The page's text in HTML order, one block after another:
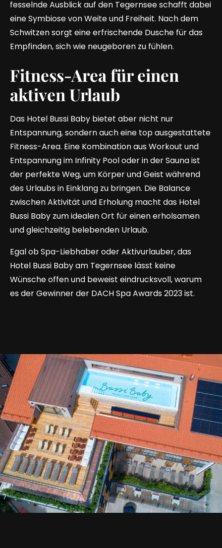
fesselnde Ausblick auf den Tegernsee schafft dabei
eine Symbiose von Weite und Freiheit. Nach dem
Schwitzen sorgt eine erfrischende Dusche für das
Empfinden, sich wie neugeboren zu fühlen.
Fitness-Area für einen
aktiven Urlaub
Das Hotel Bussi Baby bietet aber nicht nur
Entspannung, sondern auch eine top ausgestattete
Fitness-Area. Eine Kombination aus Workout und
Entspannung im Infinity Pool oder in der Sauna ist
der perfekte Weg, um Körper und Geist während
des Urlaubs in Einklang zu bringen. Die Balance
zwischen Aktivität und Erholung macht das Hotel
Bussi Baby zum idealen Ort für einen erholsamen
und gleichzeitig belebenden Urlaub.
Egal ob Spa-Liebhaber oder Aktivurlauber, das
Hotel Bussi Baby am Tegernsee lässt keine
Wünsche offen und beweist eindrucksvoll, warum
es der Gewinner der DACH Spa Awards 2023 ist.